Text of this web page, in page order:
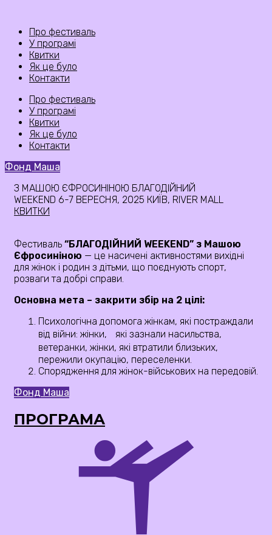
Про фестиваль
У програмі
Квитки
Як це було
Контакти
Про фестиваль
У програмі
Квитки
Як це було
Контакти
Фонд Маша
З МАШОЮ ЄФРОСИНІНОЮ БЛАГОДІЙНИЙ
WEEKEND 6-7 ВЕРЕСНЯ, 2025 КИЇВ, RIVER MALL
КВИТКИ
Фестиваль “БЛАГОДІЙНИЙ WEEKEND” з Машою
Єфросиніною — це насичені активностями вихідні
для жінок і родин з дітьми, що поєднують спорт,
розваги та добрі справи.
Основна мета – закрити збір на 2 цілі:
Психологічна допомога жінкам, які постраждали
від війни: жінки, які зазнали насильства,
ветеранки, жінки, які втратили близьких,
пережили окупацію, переселенки.
Спорядження для жінок-військових на передовій.
Фонд Маша
ПРОГРАМА